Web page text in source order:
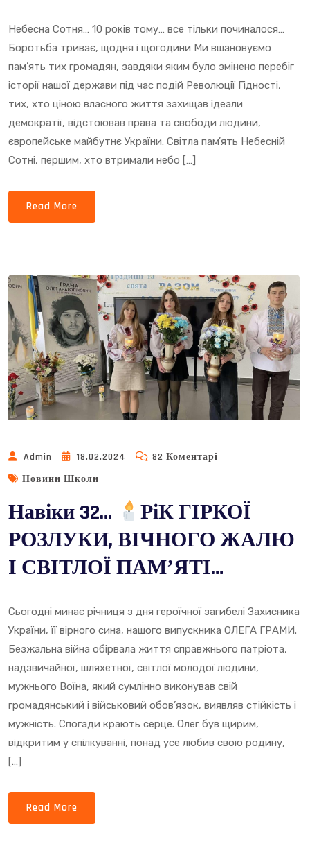
Небесна Сотня… 10 років тому… все тільки починалося…
Боротьба триває, щодня і щогодини Ми вшановуємо
пам’ять тих громадян, завдяки яким було змінено перебіг
історії нашої держави під час подій Революції Гідності,
тих, хто ціною власного життя захищав ідеали
демократії, відстоював права та свободи людини,
європейське майбутнє України. Світла памʼять Небесній
Сотні, першим, хто втримали небо […]
Read More
Admin 18.02.2024 82 Коментарі
ГІРКОЇ
ВІЧНОГО
І
СВІТЛОЇ
ПАМʼЯТІ…
Новини Школи
Навіки 32…
РіК ГІРКОЇ
РОЗЛУКИ, ВІЧНОГО ЖАЛЮ
І СВІТЛОЇ ПАМʼЯТІ…
Сьогодні минає річниця з дня героїчної загибелі Захисника
України, її вірного сина, нашого випускника ОЛЕГА ГРАМИ.
Безжальна війна обірвала життя справжнього патріота,
надзвичайної, шляхетної, світлої молодої людини,
мужнього Воїна, який сумлінно виконував свій
громадянський і військовий обов’язок, виявляв стійкість і
мужність. Спогади крають серце. Олег був щирим,
відкритим у спілкуванні, понад усе любив свою родину,
[…]
Read More